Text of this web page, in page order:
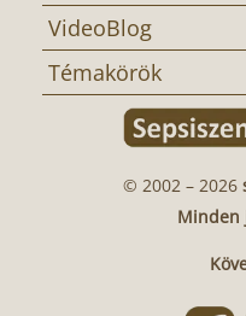
VideoBlog
Témakörök
© 2002 – 2026
Minden